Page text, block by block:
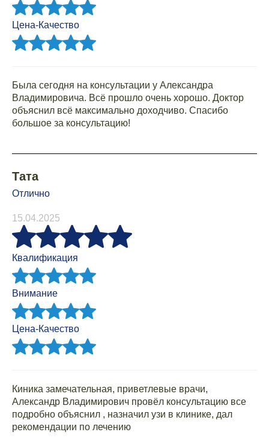
Цена-Качество
Была сегодня на консультации у Александра
Владимировича. Всё прошло очень хорошо. Доктор
объяснил всё максимально доходчиво. Спасибо
большое за консультацию!
Тата
Отлично
15.04.2025
Квалификация
Внимание
Цена-Качество
Киника замечательная, приветлевые врачи,
Александр Владимирович провёл консультацию все
подробно объяснил , назначил узи в клинике, дал
рекомендации по лечению